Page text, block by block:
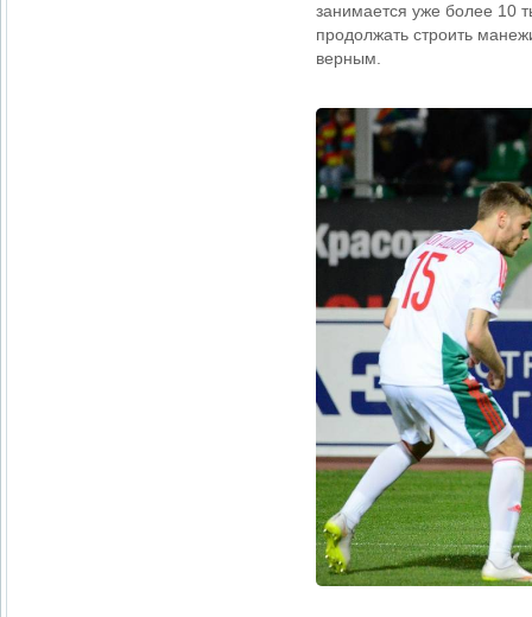
занимается уже более 10
продолжать строить
верным.